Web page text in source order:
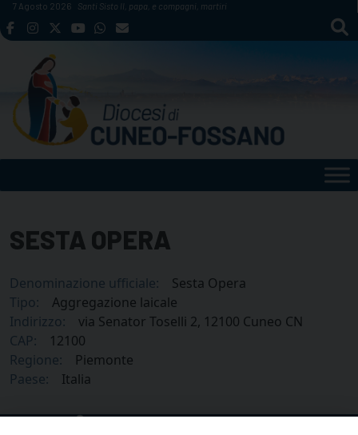
Skip
to
7 Agosto 2026 Santi Sisto II, papa, e compagni, martiri
SESTA OPERA
Denominazione ufficiale:
Sesta Opera
Tipo:
Aggregazione laicale
Indirizzo:
via Senator Toselli 2, 12100 Cuneo CN
CAP:
12100
Regione:
Piemonte
Paese:
Italia